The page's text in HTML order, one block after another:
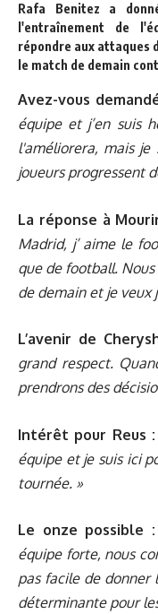
Rafa Benitez a
l'entraînement de
répondre aux attaques
le match de demain
Avez-vous
équipe et j’en suis
l'améliorera, mais
joueurs progressent
La réponse à
Madrid, j’ aime le
que de football.
de demain et je veux
L’avenir de
grand respect.
prendrons des
Intérêt pour Reus :
équipe et je suis ici
tournée. »
Le onze possible :
équipe forte, nous
pas facile de donner
déterminante pour